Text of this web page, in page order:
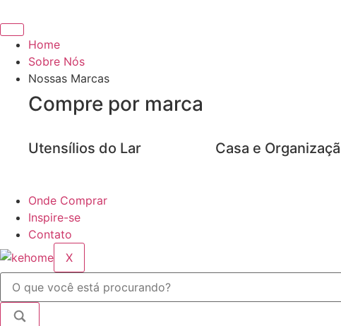
para
conteúdo
Home
Sobre Nós
Nossas Marcas
Compre por marca
Utensílios do Lar Casa e
Onde Comprar
Inspire-se
Contato
X
Pesquisar